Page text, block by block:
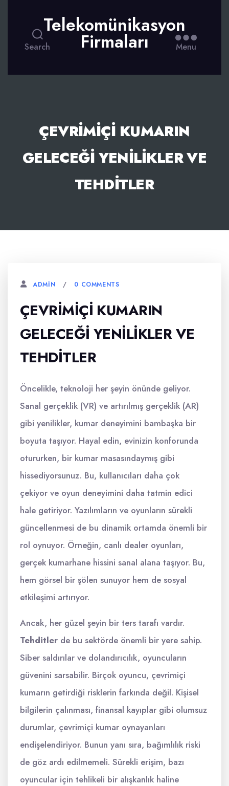
Search
Telekomünikasyon
Firmaları Menu
ÇEVRIMIÇI KUMARIN
GELECEĞI YENILIKLER VE
TEHDITLER
ADMIN 0 COMMENTS
ÇEVRIMIÇI KUMARIN
GELECEĞI YENILIKLER VE
TEHDITLER
Öncelikle, teknoloji her şeyin önünde geliyor.
Sanal gerçeklik (VR) ve artırılmış gerçeklik (AR)
gibi yenilikler, kumar deneyimini bambaşka bir
boyuta taşıyor. Hayal edin, evinizin konforunda
otururken, bir kumar masasındaymış gibi
hissediyorsunuz. Bu, kullanıcıları daha çok
çekiyor ve oyun deneyimini daha tatmin edici
hale getiriyor. Yazılımların ve oyunların sürekli
güncellenmesi de bu dinamik ortamda önemli bir
rol oynuyor. Örneğin, canlı dealer oyunları,
gerçek kumarhane hissini sanal alana taşıyor. Bu,
hem görsel bir şölen sunuyor hem de sosyal
etkileşimi artırıyor.
Ancak, her güzel şeyin bir ters tarafı vardır.
Tehditler de bu sektörde önemli bir yere sahip.
Siber saldırılar ve dolandırıcılık, oyuncuların
güvenini sarsabilir. Birçok oyuncu, çevrimiçi
kumarın getirdiği risklerin farkında değil. Kişisel
bilgilerin çalınması, finansal kayıplar gibi olumsuz
durumlar, çevrimiçi kumar oynayanları
endişelendiriyor. Bunun yanı sıra, bağımlılık riski
de göz ardı edilmemeli. Sürekli erişim, bazı
oyuncular için tehlikeli bir alışkanlık haline